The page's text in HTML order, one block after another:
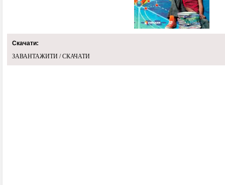
Скачати:
ЗАВАНТАЖИТИ / СКАЧАТИ